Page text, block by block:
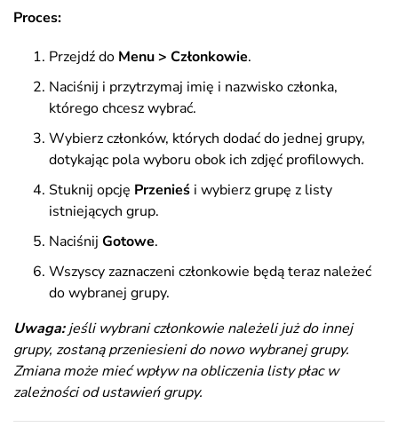
Proces:
Przejdź do Menu > Członkowie.
Naciśnij i przytrzymaj imię i nazwisko członka,
którego chcesz wybrać.
Wybierz członków, których dodać do jednej grupy,
dotykając pola wyboru obok ich zdjęć profilowych.
Stuknij opcję Przenieś i wybierz grupę z listy
istniejących grup.
Naciśnij Gotowe.
Wszyscy zaznaczeni członkowie będą teraz należeć
do wybranej grupy.
Uwaga:jeśli wybrani członkowie należeli już do innej
grupy, zostaną przeniesieni do nowo wybranej grupy.
Zmiana może mieć wpływ na obliczenia listy płac w
zależności od ustawień grupy.